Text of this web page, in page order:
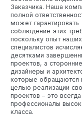
Заказчика. Наша
полной
может гарантировать
соблюдение этих
поскольку опыт наших
специалистов
десятками
проектов, а сторонние
дизайнеры и
которые обращаются
целью реализации
проектов – это всегда
профессионалы
класса.